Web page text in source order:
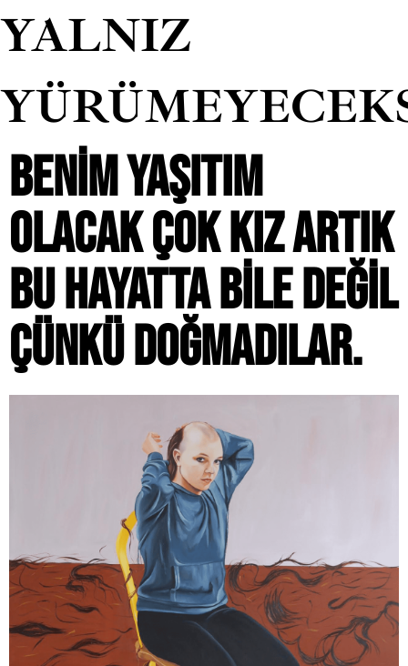
YALNIZ
BENIM YAŞITIM
OLACAK ÇOK KIZ ARTIK
BU HAYATTA BILE DEĞIL
ÇÜNKÜ DOĞMADILAR.